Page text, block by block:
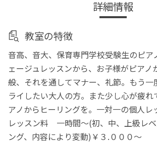
詳細情報
教室の特徴
音高、音大、保育専門学校受験生のピア
ェージュレッスンから、お子様がピアノ
般、それを通してマナー、礼節。もう一
ライしたい大人の方。また少し心が疲れ
アノからヒーリングを。一対一の個人レ
レッスン料 一時間～(初、中、上級レ
ング、内容により変動)￥３.０００～